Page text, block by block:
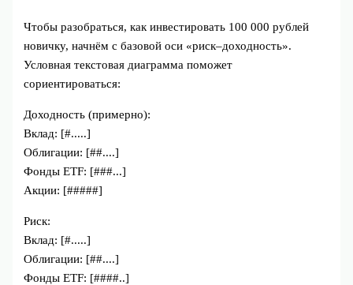
Чтобы разобраться, как инвестировать 100 000 рублей
новичку, начнём с базовой оси «риск–доходность».
Условная текстовая диаграмма поможет
сориентироваться:
Доходность (примерно):
Вклад: [#.....]
Облигации: [##....]
Фонды ETF: [###...]
Акции: [#####]
Риск:
Вклад: [#.....]
Облигации: [##....]
Фонды ETF: [####..]